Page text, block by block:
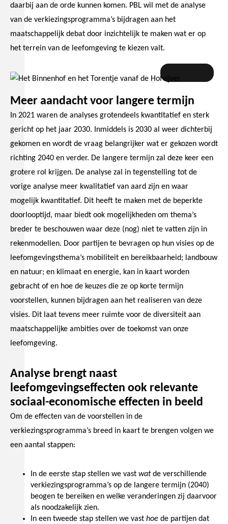
daarbij aan de orde kunnen komen. PBL wil met de analyse
van de verkiezingsprogramma’s bijdragen aan het
maatschappelijk debat door inzichtelijk te maken wat er op
het terrein van de leefomgeving te kiezen valt.
Meer aandacht voor langere termijn
In 2021 waren de analyses grotendeels kwantitatief en sterk
gericht op het jaar 2030. Inmiddels is 2030 al weer dichterbij
gekomen en wordt de vraag belangrijker wat er gekozen wordt
richting 2040 en verder. De langere termijn zal deze keer een
grotere rol krijgen. De analyse zal in tegenstelling tot de
vorige analyse meer kwalitatief van aard zijn en waar
mogelijk kwantitatief. Dit heeft te maken met de beperkte
doorlooptijd, maar biedt ook mogelijkheden om thema’s
breder te beschouwen waar deze (nog) niet te vatten zijn in
rekenmodellen. Door partijen te bevragen op hun visies op de
leefomgevingsthema’s mobiliteit en bereikbaarheid; landbouw
en natuur; en klimaat en energie, kan in kaart worden
gebracht of en hoe de keuzes die ze op korte termijn
voorstellen, kunnen bijdragen aan het realiseren van deze
visies. Dit laat tevens meer ruimte voor de diversiteit aan
maatschappelijke ambities over de toekomst van onze
leefomgeving.
Analyse brengt naast
leefomgevingseffecten ook relevante
sociaal-economische effecten in beeld
Om de effecten van de voorstellen in de
verkiezingsprogramma’s breed in kaart te brengen volgen we
een aantal stappen:
In de eerste stap stellen we vast watde verschillende
verkiezingsprogramma’s op de langere termijn (2040)
beogen te bereiken en welke veranderingen zij daarvoor
als noodzakelijk zien.
In een tweede stap stellen we vast hoe de partijen dat